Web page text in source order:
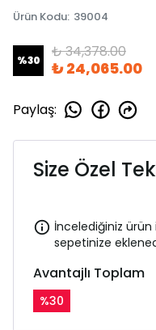
Ürün Kodu: 39004
%30 ₺ 34,378.00
₺ 24,065.00
Paylaş:
Size Özel
İncelediğiniz
sepetinize
Avantajlı Toplam
%30